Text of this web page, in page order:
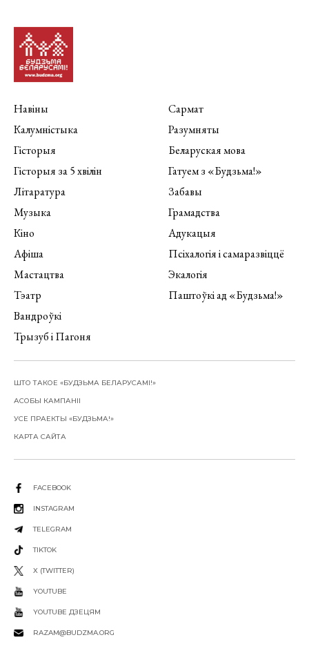
Навіны
Калумністыка
Гісторыя
Гісторыя за 5 хвілін
Літаратура
Музыка
Кіно
Афіша
Мастацтва
Тэатр
Вандроўкі
Трызуб і Пагоня
Сармат
Разумняты
Беларуская мова
Гатуем з «Будзьма!»
Забавы
Грамадства
Адукацыя
Псіхалогія і самаразвіццё
Экалогія
Паштоўкі ад «Будзьма!»
ШТО ТАКОЕ «БУДЗЬМА БЕЛАРУСАМІ!»
АСОБЫ КАМПАНІІ
УСЕ ПРАЕКТЫ «БУДЗЬМА!»
КАРТА САЙТА
FACEBOOK
INSTAGRAM
TELEGRAM
TIKTOK
X (TWITTER)
YOUTUBE
YOUTUBE ДЗЕЦЯМ
RAZAM@BUDZMA.ORG